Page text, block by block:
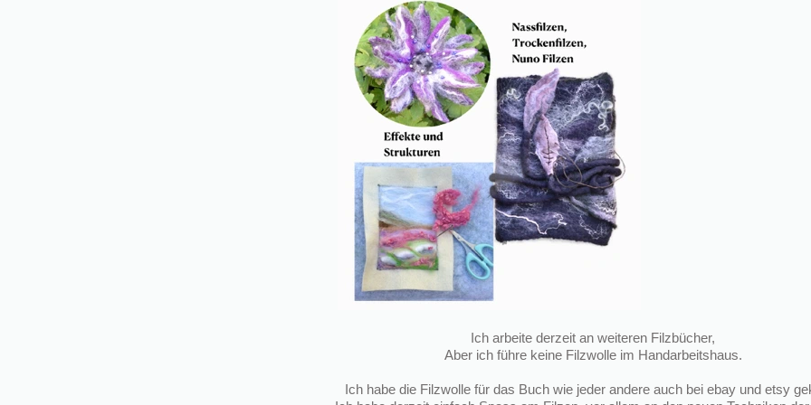
Ich arbeite derzeit an weiteren Filzbücher,
Aber ich führe keine Filzwolle im Handarbeitshaus.
Ich habe die Filzwolle für das Buch wie jeder andere auch bei ebay und etsy